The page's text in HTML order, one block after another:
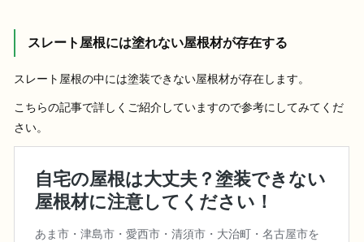
スレート屋根には塗れない屋根材が存在する
スレート屋根の中には塗装できない屋根材が存在します。
こちらの記事で詳しくご紹介していますので参考にしてみてくだ
さい。